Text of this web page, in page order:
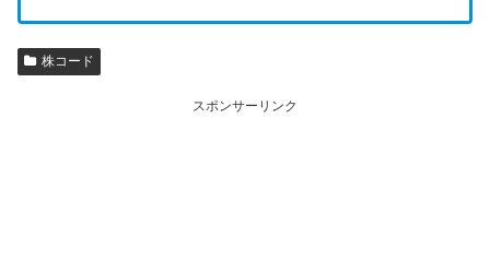
株コード
スポンサーリンク